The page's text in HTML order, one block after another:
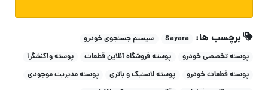
برچسب ها: Sayara
سیستم جستجوی خودرو
پوسته تخصصی خودرو
پوسته فروشگاه آنلاین قطعات
پوسته واکنشگرا
پوسته قطعات خودرو
پوسته لاستیک و باتری
پوسته مدیریت موجودی